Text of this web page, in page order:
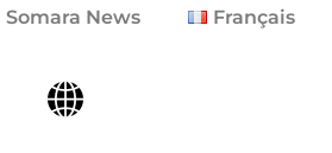
Somara News Français